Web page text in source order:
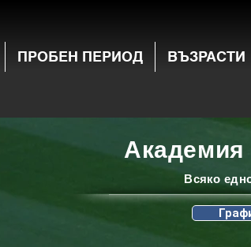
ПРОБЕН ПЕРИОД ВЪЗРАСТИ
Академия
Всяко